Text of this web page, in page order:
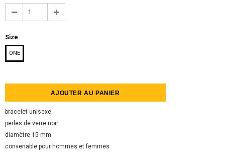
Size
ONE
bracelet unisexe
perles de verre noir
diamètre 15 mm
convenable pour hommes et femmes